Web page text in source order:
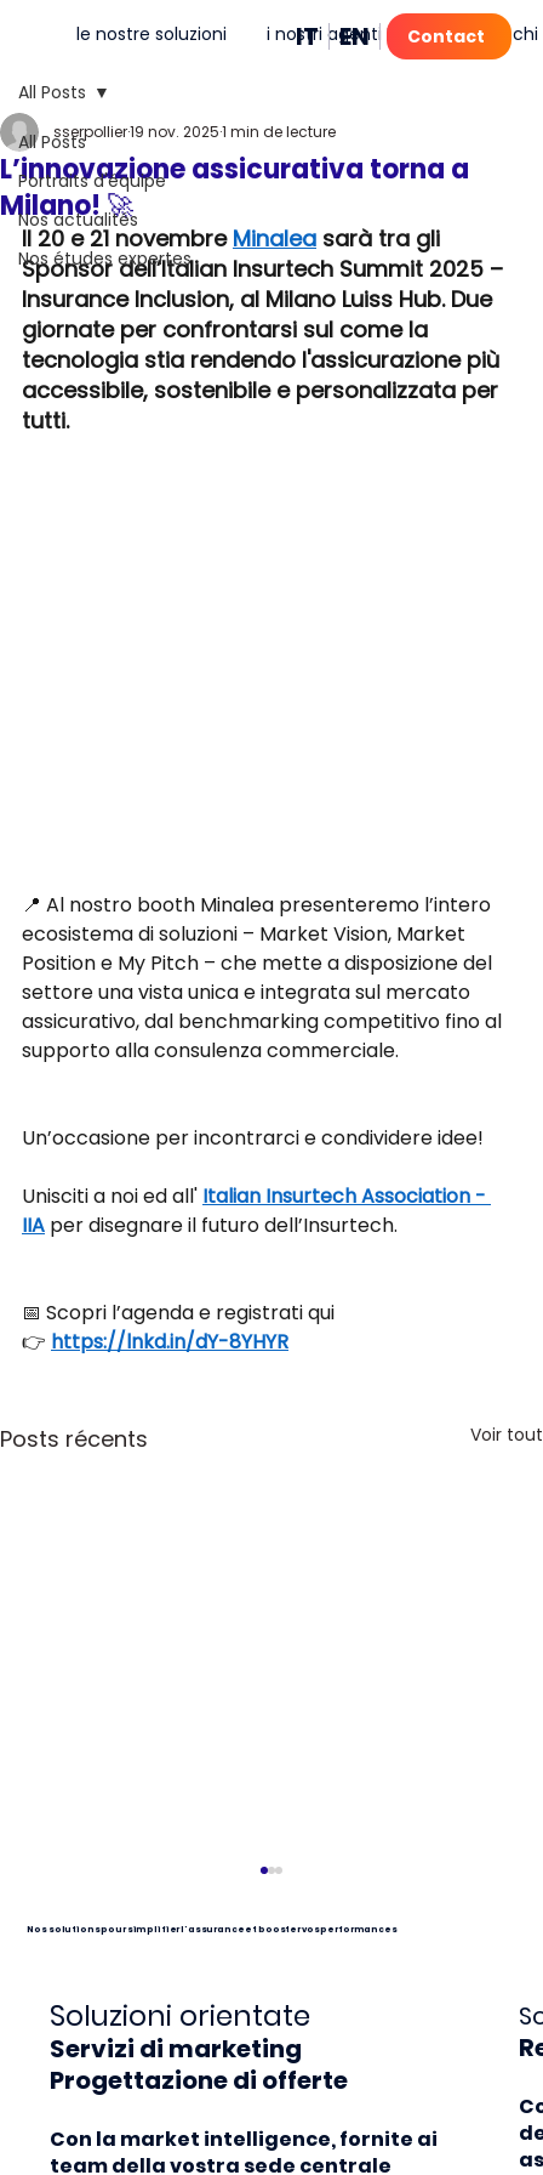
le nostre soluzioni i nostri agenti IA mia chi
IT EN FR PT
Contact
All Posts
Portraits d'équipe
Nos actualités
Nos études expertes
All Posts
L’innovazione assicurativa torna a
Milano! 🚀
sserpollier19 nov. 20251 min de lecture
Il 20 e 21 novembre Minalea sarà tra gli
Sponsor dell’Italian Insurtech Summit 2025 –
Insurance Inclusion, al Milano Luiss Hub. Due
giornate per confrontarsi sul come la
tecnologia stia rendendo l'assicurazione più
accessibile, sostenibile e personalizzata per
tutti.
📍 Al nostro booth Minalea presenteremo l’intero
ecosistema di soluzioni – Market Vision, Market
Position e My Pitch – che mette a disposizione del
settore una vista unica e integrata sul mercato
assicurativo, dal benchmarking competitivo fino al
supporto alla consulenza commerciale.
Un’occasione per incontrarci e condividere idee!
Unisciti a noi ed all' Italian Insurtech Association -
IIA per disegnare il futuro dell’Insurtech.
📅 Scopri l’agenda e registrati qui
👉 https://lnkd.in/dY-8YHYR
Posts récents Voir tout
🤫 Si sta preparando qualcosa...
Nos solutions pour simplifier l'assurance et booster vos performances
Soluzioni orientate
Servizi di marketing
Progettazione di offerte
Con la market intelligence, fornite ai
team della vostra sede centrale